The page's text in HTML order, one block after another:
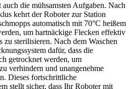
auch die mühsamsten Aufgaben. Nach
kehrt der Roboter zur Station
automatisch mit 70°C heißem
um hartnäckige Flecken effektiv
zu sterilisieren. Nach dem Waschen
dafür, dass die
getrocknet werden, um
verhindern und unangenehme
Dieses fortschrittliche
stellt sicher, dass Ihr Roboter mit